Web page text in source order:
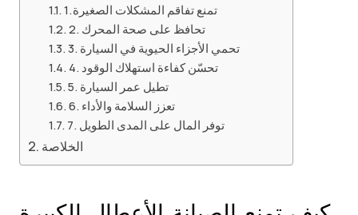
1. تمنع تفاقم المشكلات الصغيرة
2. تحافظ على صحة المحرك
3. تحمي الأجزاء الحيوية في السيارة
4. تحسّن كفاءة استهلاك الوقود
5. تطيل عمر السيارة
6. تعزز السلامة والأداء
7. توفر المال على المدى الطويل
الخلاصة